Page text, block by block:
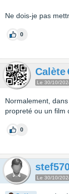
Ne dois-je pas
0
Calète
Le 30/10/
Normalement,
propreté ou un film
0
Le 30/10/